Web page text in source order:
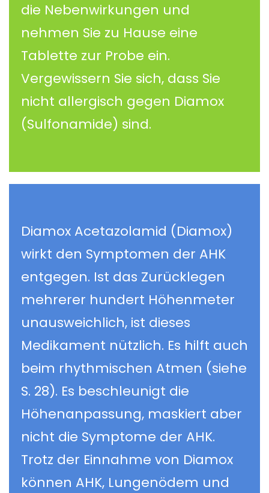
die Nebenwirkungen und
nehmen Sie zu Hause eine
Tablette zur Probe ein.
Vergewissern Sie sich, dass Sie
nicht allergisch gegen Diamox
(Sulfonamide) sind.
Diamox Acetazolamid (Diamox)
wirkt den Symptomen der AHK
entgegen. Ist das Zurücklegen
mehrerer hundert Höhenmeter
unausweichlich, ist dieses
Medikament nützlich. Es hilft auch
beim rhythmischen Atmen (siehe
S. 28). Es beschleunigt die
Höhenanpassung, maskiert aber
nicht die Symptome der AHK.
Trotz der Einnahme von Diamox
können AHK, Lungenödem und